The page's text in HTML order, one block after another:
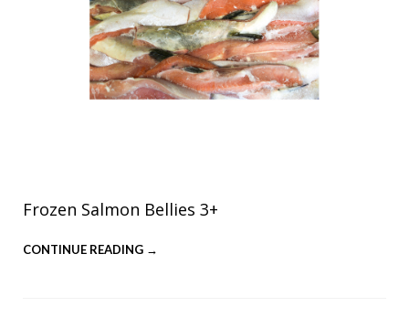
Frozen Salmon Bellies 3+
CONTINUE READING →